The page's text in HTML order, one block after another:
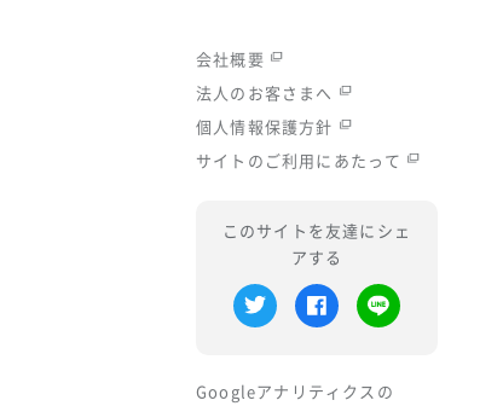
会社概要
法人のお客さまへ
個人情報保護方針
サイトのご利用にあたって
このサイトを友達にシェ
アする
Googleアナリティクスの